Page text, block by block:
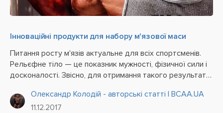
Інноваційні продукти для набору м'язової маси
Питання росту м'язів актуальне для всіх спортсменів.
Рельєфне тіло — це показник мужності, фізичної сили і
досконалості. Звісно, для отримання такого результату
маси природним шляхом до вживання...
Олександр Колодій - авторські статті | BCAA.UA
11.12.2017